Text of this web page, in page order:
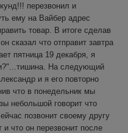
перезвонил и
ему на Вайбер адрес
товар. В итоге сделав
сказал что отправит завтра
пятница 19 декабря, я
На следующий
и я его повторно
что в понедельник мы
небольшой говорит что
позвонит своему другу
и что он перезвонит после